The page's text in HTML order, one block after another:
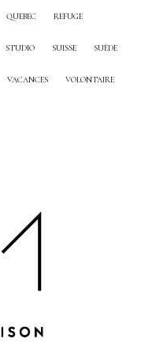
QUEBEC REFUGE
STUDIO SUISSE SUÈDE
VACANCES VOLONTAIRE